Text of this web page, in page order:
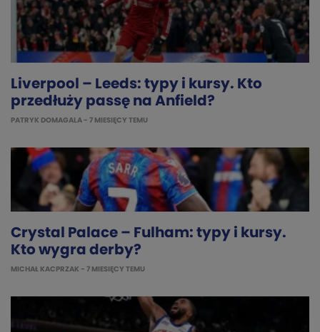
Liverpool – Leeds: typy i kursy. Kto
przedłuży passę na Anfield?
PATRYK DOMAGALA - 7 MIESIĘCY TEMU
Crystal Palace – Fulham: typy i kursy.
Kto wygra derby?
MICHAŁ KACPRZAK - 7 MIESIĘCY TEMU